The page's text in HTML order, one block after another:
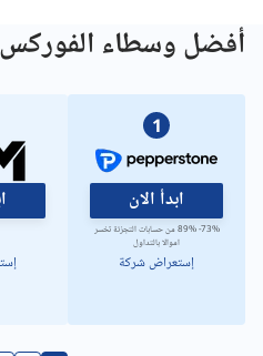
أفضل وسطاء الفوركس
1
ابدأ الان
73%- 89% من حسابات التجزئة تخسر
اموالا بالتداول
إستعراض شركة